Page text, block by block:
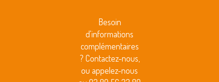
Besoin
d'informations
complémentaires
? Contactez-nous,
ou appelez-nous